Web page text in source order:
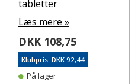
tabletter
Læs mere »
DKK 108,75
Klubpris: DKK 92,44
På lager